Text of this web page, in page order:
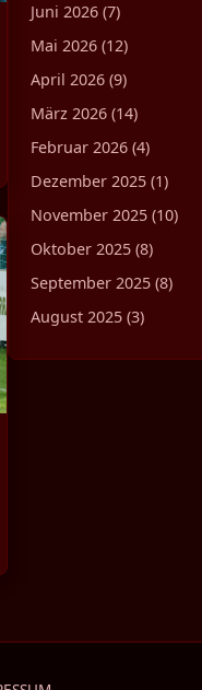
Juni 2026 (7)
Mai 2026 (12)
April 2026 (9)
März 2026 (14)
Februar 2026 (4)
Dezember 2025 (1)
November 2025 (10)
Oktober 2025 (8)
September 2025 (8)
August 2025 (3)